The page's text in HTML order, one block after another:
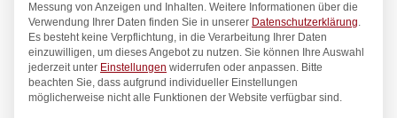
Messung von Anzeigen und Inhalten. Weitere Informationen über die
Verwendung Ihrer Daten finden Sie in unserer Datenschutzerklärung.
Es besteht keine Verpflichtung, in die Verarbeitung Ihrer Daten
einzuwilligen, um dieses Angebot zu nutzen. Sie können Ihre Auswahl
jederzeit unter Einstellungen widerrufen oder anpassen. Bitte
beachten Sie, dass aufgrund individueller Einstellungen
möglicherweise nicht alle Funktionen der Website verfügbar sind.